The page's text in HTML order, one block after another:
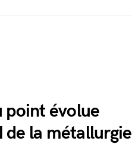
point évolue
de la métallurgie